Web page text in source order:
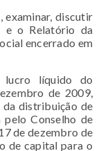
examinar, discutir
e o Relatório da
encerrado em
lucro líquido do
de 2009,
distribuição de
Conselho de
de dezembro de
de capital para o